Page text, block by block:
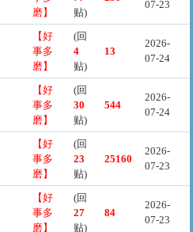
磨】
贴)
07-23
【好
事多
磨】
(回
4
贴)
13
2026-
07-24
【好
事多
磨】
(回
30
贴)
544
2026-
07-24
【好
事多
磨】
(回
23
贴)
25160
2026-
07-23
【好
事多
磨】
(回
27
贴)
84
2026-
07-23